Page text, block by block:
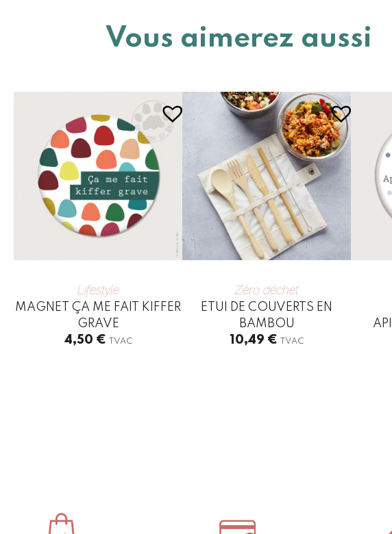
Vous aimerez aussi
Lifestyle
MAGNET ÇA ME FAIT KIFFER
GRAVE
4,50 € TVAC
Zéro déchet
ETUI DE COUVERTS EN
BAMBOU
10,49 € TVAC